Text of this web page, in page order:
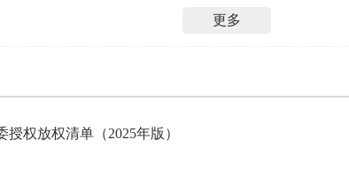
更多
授权放权清单（2025年版）